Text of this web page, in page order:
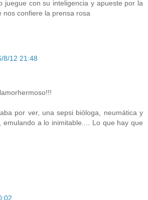
juegue con su inteligencia y apueste por la
nos confiere la prensa rosa
8/12 21:48
por ver, una sepsi bióloga, neumática y
emulando a lo inimitable.... Lo que hay que